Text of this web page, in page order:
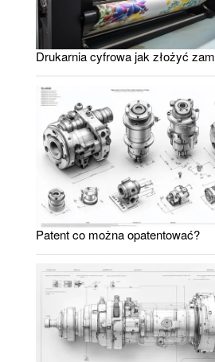
Drukarnia cyfrowa jak złożyć
Patent co można opatentować?